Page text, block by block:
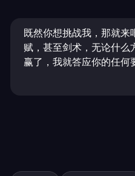
既然你想挑战我，那就来
赋，甚至剑术，无论什
赢了，我就答应你的任何